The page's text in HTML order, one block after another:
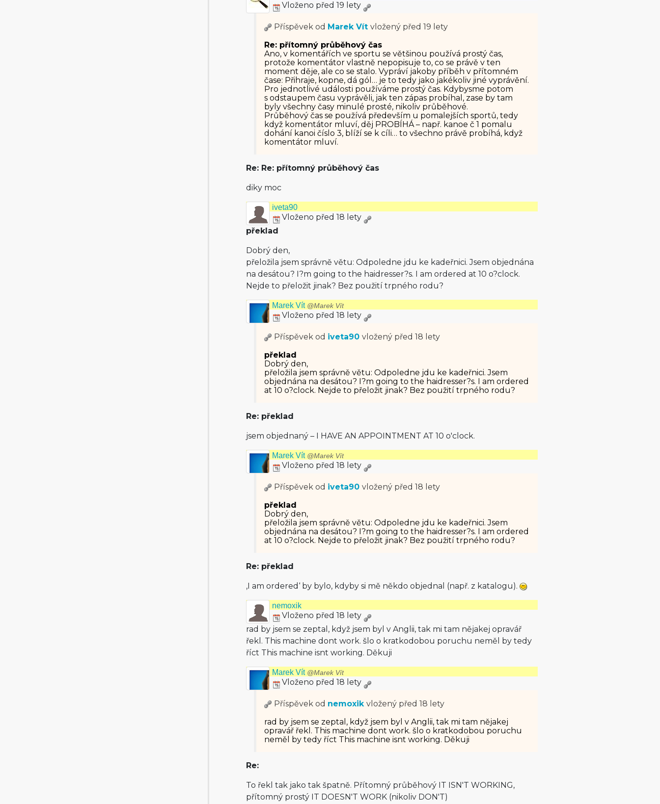
Vloženo před 19 lety
Příspěvek od Marek Vít vložený před 19 lety
Re: přítomný průběhový čas
Ano, v komentářích ve sportu se většinou používá prostý čas,
protože komentátor vlastně nepopisuje to, co se právě v ten
moment děje, ale co se stalo. Vypráví jakoby příběh v přítomném
čase: Přihraje, kopne, dá gól… je to tedy jako jakékoliv jiné vyprávění.
Pro jednotlivé události používáme prostý čas. Kdybysme potom
s odstaupem času vyprávěli, jak ten zápas probíhal, zase by tam
byly všechny časy minulé prosté, nikoliv průběhové.
Průběhový čas se používá především u pomalejších sportů, tedy
když komentátor mluví, děj PROBÍHÁ – např. kanoe č 1 pomalu
dohání kanoi číslo 3, blíží se k cíli… to všechno právě probíhá, když
komentátor mluví.
Re: Re: přítomný průběhový čas
diky moc
iveta90
Vloženo před 18 lety
překlad
Dobrý den,
přeložila jsem správně větu: Odpoledne jdu ke kadeřnici. Jsem objednána
na desátou? I?m going to the haidresser?s. I am ordered at 10 o?clock.
Nejde to přeložit jinak? Bez použití trpného rodu?
Marek Vít @Marek Vít
Vloženo před 18 lety
Příspěvek od iveta90 vložený před 18 lety
překlad
Dobrý den,
přeložila jsem správně větu: Odpoledne jdu ke kadeřnici. Jsem
objednána na desátou? I?m going to the haidresser?s. I am ordered
at 10 o?clock. Nejde to přeložit jinak? Bez použití trpného rodu?
Re: překlad
jsem objednaný – I HAVE AN APPOINTMENT AT 10 o'clock.
Marek Vít @Marek Vít
Vloženo před 18 lety
Příspěvek od iveta90 vložený před 18 lety
překlad
Dobrý den,
přeložila jsem správně větu: Odpoledne jdu ke kadeřnici. Jsem
objednána na desátou? I?m going to the haidresser?s. I am ordered
at 10 o?clock. Nejde to přeložit jinak? Bez použití trpného rodu?
Re: překlad
‚I am ordered‘ by bylo, kdyby si mě někdo objednal (např. z katalogu).
nemoxik
Vloženo před 18 lety
rad by jsem se zeptal, když jsem byl v Anglii, tak mi tam nějakej opravář
řekl. This machine dont work. šlo o kratkodobou poruchu neměl by tedy
říct This machine isnt working. Děkuji
Marek Vít @Marek Vít
Vloženo před 18 lety
Příspěvek od nemoxik vložený před 18 lety
rad by jsem se zeptal, když jsem byl v Anglii, tak mi tam nějakej
opravář řekl. This machine dont work. šlo o kratkodobou poruchu
neměl by tedy říct This machine isnt working. Děkuji
Re:
To řekl tak jako tak špatně. Přítomný průběhový IT ISN'T WORKING,
přítomný prostý IT DOESN'T WORK (nikoliv DON'T)